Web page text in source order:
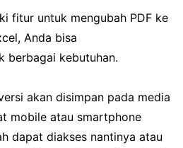
fitur untuk mengubah PDF ke
Anda bisa
berbagai kebutuhan.
akan disimpan pada media
mobile atau smartphone
dapat diakses nantinya atau